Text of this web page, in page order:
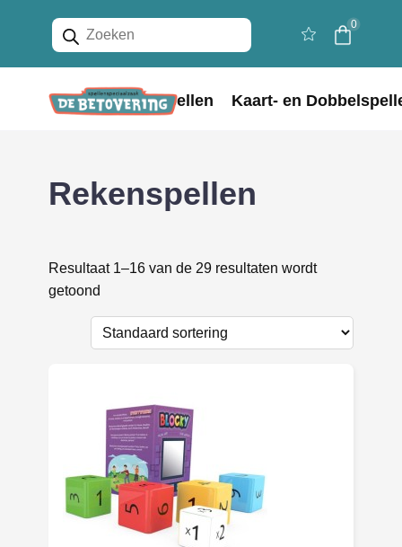
Producten
zoeken
0
Home Bordspellen Kaart- en
Rekenspellen
Resultaat 1–16 van de 29 resultaten wordt
getoond